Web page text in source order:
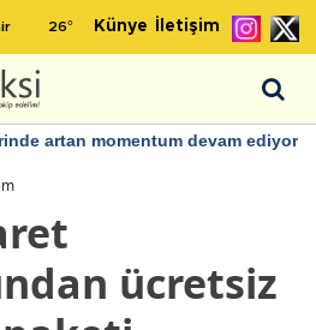
26° Künye İletişim
artan momentum devam ediyor
ücretsiz